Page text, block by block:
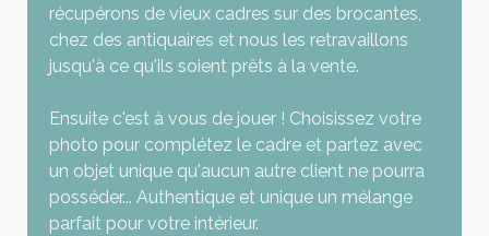
récupérons de vieux cadres sur des brocantes,
chez des antiquaires et nous les retravaillons
jusqu'à ce qu'ils soient prêts à la vente.
Ensuite c'est à vous de jouer ! Choisissez votre
photo pour complétez le cadre et partez avec
un objet unique qu'aucun autre client ne pourra
posséder... Authentique et unique un mélange
parfait pour votre intérieur.